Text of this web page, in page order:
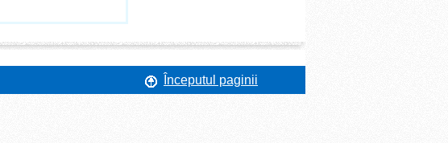
Începutul paginii